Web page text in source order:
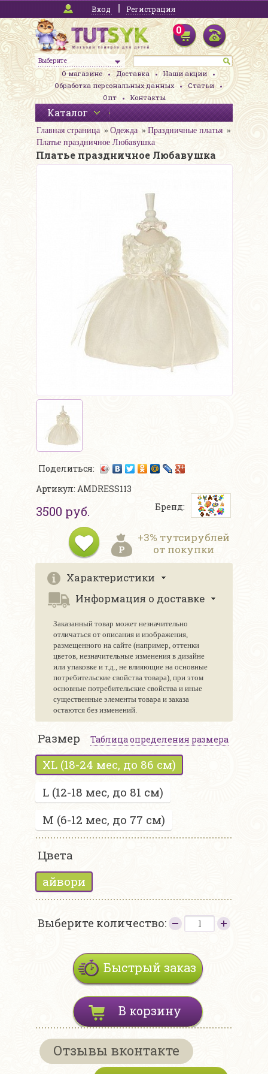
Вход Регистрация
Выберите
0
О магазине Доставка
Наши акции
Обработка персональных данных
Статьи
Опт
Контакты
Каталог
Главная страница Одежда
Праздничные платья
Платье праздничное Любавушка
Платье праздничное Любавушка
Поделиться:
Артикул: AMDRESS113
3500 руб. Бренд:
+3% тутсирублей
от покупки
Характеристики
Информация о доставке
Заказанный товар может незначительно
отличаться от описания и изображения,
размещенного на сайте (например, оттенки
цветов, незначительные изменения в дизайне
или упаковке и т.д., не влияющие на основные
потребительские свойства товара), при этом
основные потребительские свойства и иные
существенные элементы товара и заказа
остаются без изменений.
Размер Таблица определения размера
XL (18-24 мес, до 86 см)
L (12-18 мес, до 81 см)
M (6-12 мес, до 77 см)
Цвета
айвори
Выберите количество:
Быстрый заказ
В корзину
Отзывы вконтакте